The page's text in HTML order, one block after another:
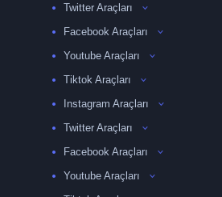
Twitter Araçları
Facebook Araçları
Youtube Araçları
Tiktok Araçları
Instagram Araçları
Twitter Araçları
Facebook Araçları
Youtube Araçları